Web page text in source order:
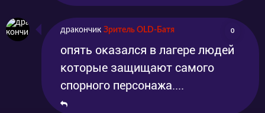
дракончик Зритель OLD-Батя 0
опять оказался в лагере людей
которые защищают самого
спорного персонажа....